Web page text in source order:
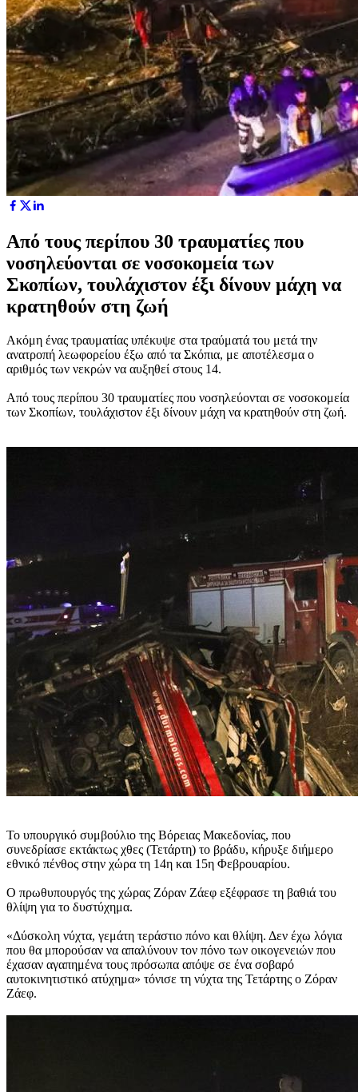
Από τους περίπου 30 τραυματίες που
νοσηλεύονται σε νοσοκομεία των
Σκοπίων, τουλάχιστον έξι δίνουν μάχη να
κρατηθούν στη ζωή
Ακόμη ένας τραυματίας υπέκυψε στα τραύματά του μετά την
ανατροπή λεωφορείου έξω από τα Σκόπια, με αποτέλεσμα ο
αριθμός των νεκρών να αυξηθεί στους 14.
Από τους περίπου 30 τραυματίες που νοσηλεύονται σε νοσοκομεία
των Σκοπίων, τουλάχιστον έξι δίνουν μάχη να κρατηθούν στη ζωή.
Το υπουργικό συμβούλιο της Βόρειας Μακεδονίας, που
συνεδρίασε εκτάκτως χθες (Τετάρτη) το βράδυ, κήρυξε διήμερο
εθνικό πένθος στην χώρα τη 14η και 15η Φεβρουαρίου.
Ο πρωθυπουργός της χώρας Ζόραν Ζάεφ εξέφρασε τη βαθιά του
θλίψη για το δυστύχημα.
«Δύσκολη νύχτα, γεμάτη τεράστιο πόνο και θλίψη. Δεν έχω λόγια
που θα μπορούσαν να απαλύνουν τον πόνο των οικογενειών που
έχασαν αγαπημένα τους πρόσωπα απόψε σε ένα σοβαρό
αυτοκινητιστικό ατύχημα» τόνισε τη νύχτα της Τετάρτης ο Ζόραν
Ζάεφ.